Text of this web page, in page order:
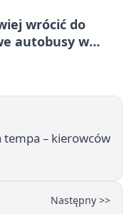
wrócić do
autobusy w
tempa – kierowców
Następny >>